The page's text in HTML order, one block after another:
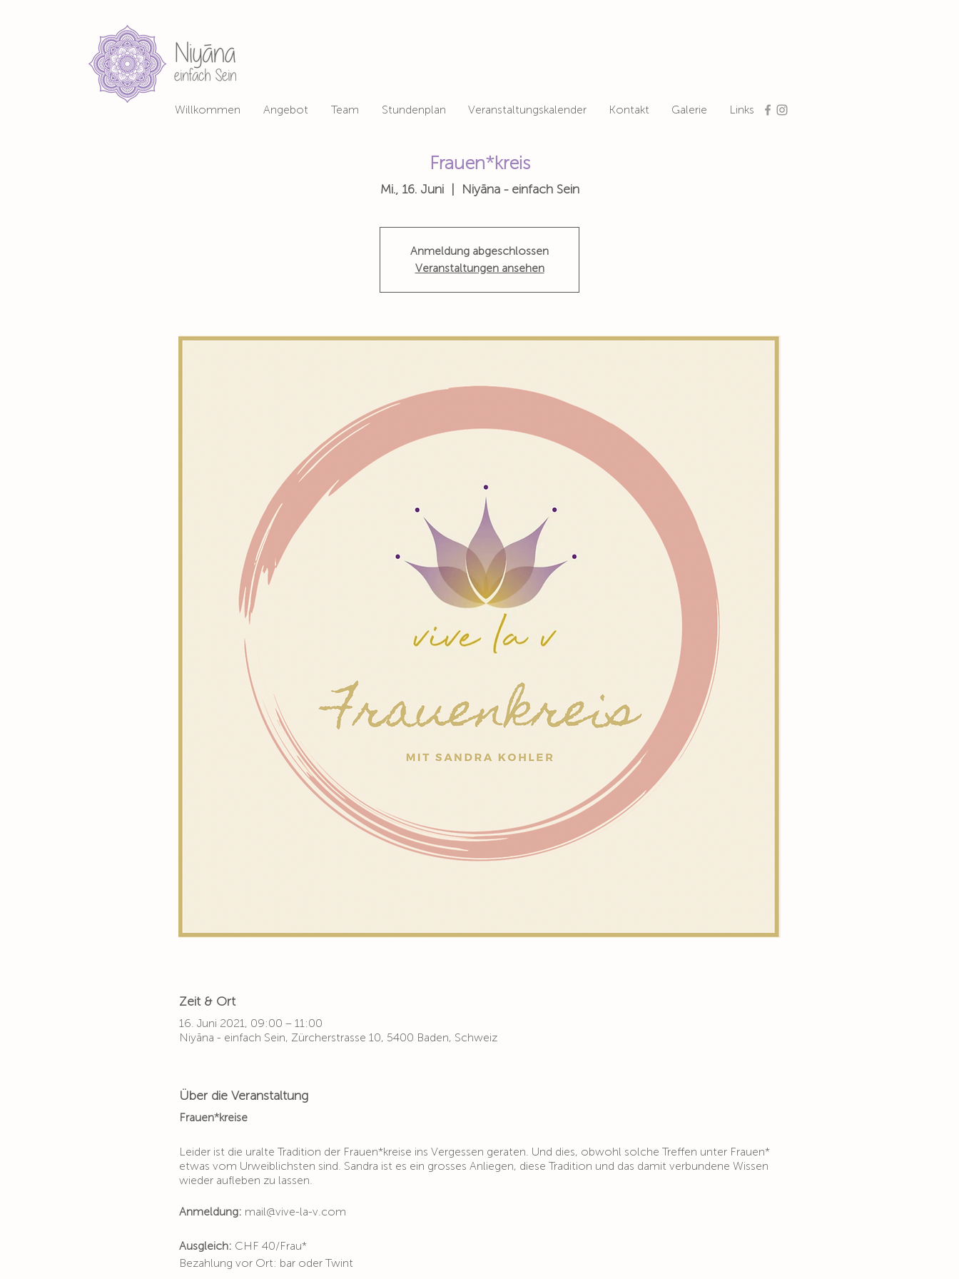
Willkommen Angebot Team Stundenplan Veranstaltungskalender Kontakt Galerie Links
Frauen*kreis
Mi., 16. Juni
  |
Niyāna - einfach Sein
Anmeldung abgeschlossen
Veranstaltungen ansehen
Zeit & Ort
16. Juni 2021, 09:00 – 11:00
Niyāna - einfach Sein, Zürcherstrasse 10, 5400 Baden, Schweiz
Über die Veranstaltung
Frauen*kreise
Leider ist die uralte Tradition der Frauen*kreise ins Vergessen geraten. Und dies, obwohl solche Treffen unter Frauen*
etwas vom Urweiblichsten sind. Sandra ist es ein grosses Anliegen, diese Tradition und das damit verbundene Wissen
wieder aufleben zu lassen.
Anmeldung: mail@vive-la-v.com
Ausgleich: CHF 40/Frau*
Bezahlung vor Ort: bar oder Twint